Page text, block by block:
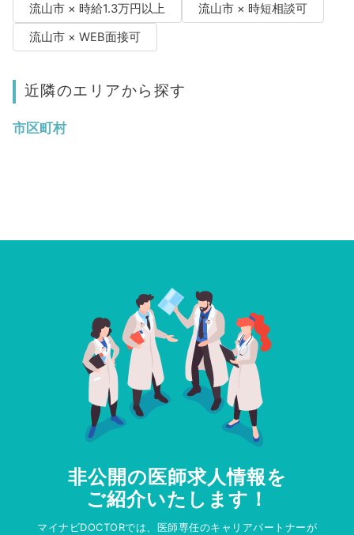
流山市 × 時給1.3万円以上
流山市 × 時短相談可
流山市 × WEB面接可
近隣のエリアから探す
市区町村
非公開の医師求人情報を
ご紹介いたします！
マイナビDOCTORでは、医師専任のキャリアパートナーが